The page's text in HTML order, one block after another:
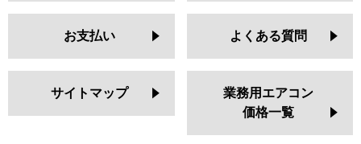
お支払い よくある質問
サイトマップ
業務用エアコン
価格一覧